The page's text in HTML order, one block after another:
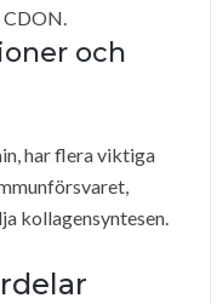
och
har flera viktiga
kollagensyntesen.